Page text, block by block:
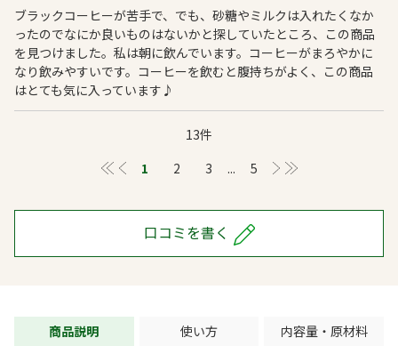
ブラックコーヒーが苦手で、でも、砂糖やミルクは入れたくなか
ったのでなにか良いものはないかと探していたところ、この商品
を見つけました。私は朝に飲んでいます。コーヒーがまろやかに
なり飲みやすいです。コーヒーを飲むと腹持ちがよく、この商品
はとても気に入っています♪
13件
≪＜ 1 2 3 ... 5 ＞ ≫
口コミを書く
商品説明 使い方 内容量・原材料